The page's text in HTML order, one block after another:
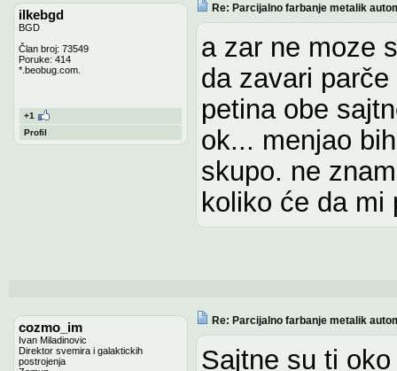
ilkebgd
BGD
Član broj: 73549
Poruke: 414
*.beobug.com.
+1
Profil
Re: Parcijalno farbanje metalik
a zar ne moze
da zavari
petina obe
ok... menjao
skupo. ne
koliko će da mi
cozmo_im
Ivan Miladinovic
Direktor svemira i galaktickih
postrojenja
Re: Parcijalno farbanje metalik
Sajtne su ti